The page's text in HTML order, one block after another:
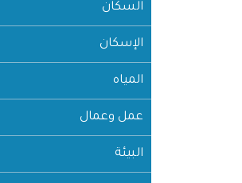
السكان
الإسكان
المياه
عمل وعمال
البيئة